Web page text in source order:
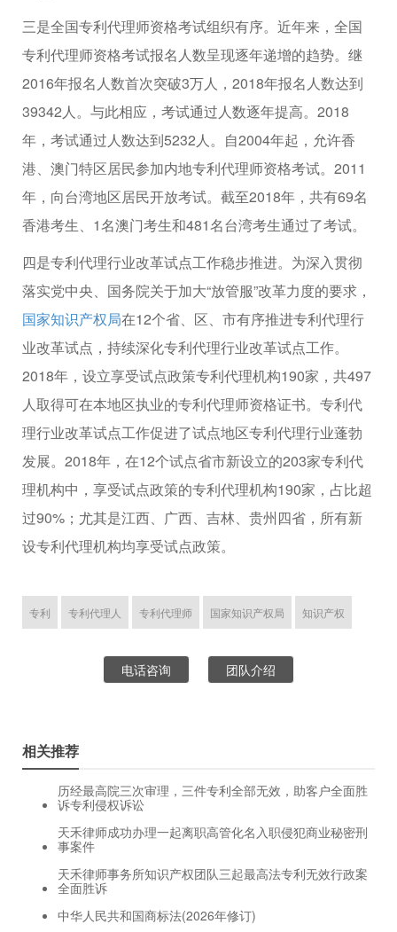
三是全国专利代理师资格考试组织有序。近年来，全国
专利代理师资格考试报名人数呈现逐年递增的趋势。继
2016年报名人数首次突破3万人，2018年报名人数达到
39342人。与此相应，考试通过人数逐年提高。2018
年，考试通过人数达到5232人。自2004年起，允许香
港、澳门特区居民参加内地专利代理师资格考试。2011
年，向台湾地区居民开放考试。截至2018年，共有69名
香港考生、1名澳门考生和481名台湾考生通过了考试。
四是专利代理行业改革试点工作稳步推进。为深入贯彻
落实党中央、国务院关于加大“放管服”改革力度的要求，
国家知识产权局在12个省、区、市有序推进专利代理行
业改革试点，持续深化专利代理行业改革试点工作。
2018年，设立享受试点政策专利代理机构190家，共497
人取得可在本地区执业的专利代理师资格证书。专利代
理行业改革试点工作促进了试点地区专利代理行业蓬勃
发展。2018年，在12个试点省市新设立的203家专利代
理机构中，享受试点政策的专利代理机构190家，占比超
过90%；尤其是江西、广西、吉林、贵州四省，所有新
设专利代理机构均享受试点政策。
专利 专利代理人 专利代理师 国家知识产权局 知识产权
电话咨询 团队介绍
相关推荐
历经最高院三次审理，三件专利全部无效，助客户全面胜
诉专利侵权诉讼
天禾律师成功办理一起离职高管化名入职侵犯商业秘密刑
事案件
天禾律师事务所知识产权团队三起最高法专利无效行政案
全面胜诉
中华人民共和国商标法(2026年修订)